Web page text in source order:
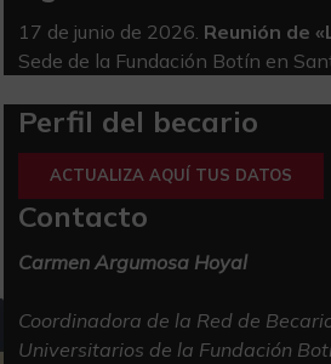
17 de junio de 2026. Reunión de
Sede de la Fundación Botín en
Perfil del becario
ACTUALIZA AQUÍ TUS DATOS
Contacto
Carmen Argumosa Hoyal
Coordinadora de la Red de
Universitarios de la Fundación